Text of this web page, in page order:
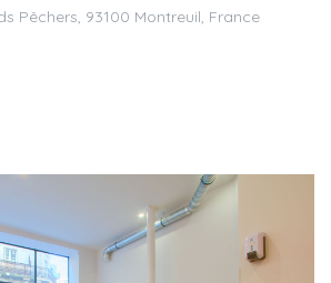
Pêchers, 93100 Montreuil, France